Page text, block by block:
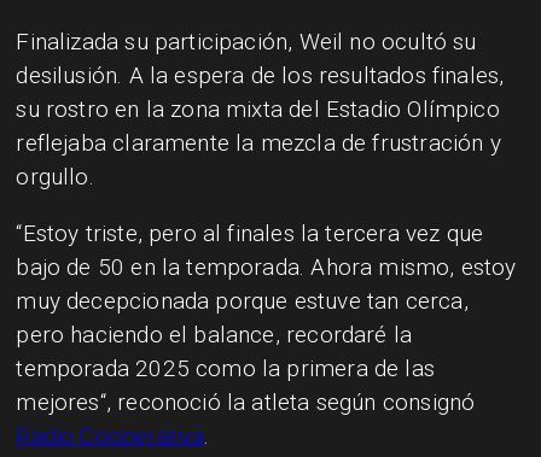
Finalizada su participación, Weil no ocultó su
desilusión. A la espera de los resultados finales,
su rostro en la zona mixta del Estadio Olímpico
reflejaba claramente la mezcla de frustración y
orgullo.
“Estoy triste, pero al finales la tercera vez que
bajo de 50 en la temporada. Ahora mismo, estoy
muy decepcionada porque estuve tan cerca,
pero haciendo el balance, recordaré la
temporada 2025 como la primera de las
mejores“, reconoció la atleta según consignó
Radio Cooperativa